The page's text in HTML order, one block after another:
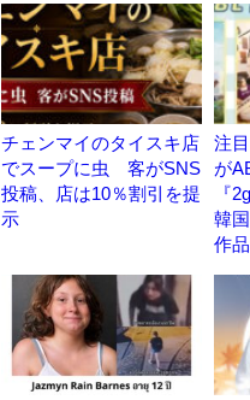
チェンマイのタイスキ店
でスープに虫 客がSNS
投稿、店は10％割引を提
示
注
が
『
韓
作